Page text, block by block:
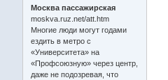
Москва пассажирская
moskva.ruz.net/att.htm
Многие люди могут годами
ездить в метро с
«Университета» на
«Профсоюзную» через центр,
даже не подозревая, что